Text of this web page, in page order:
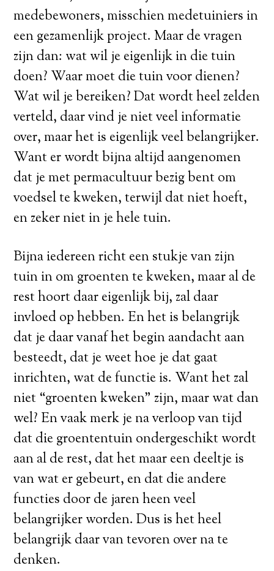
medebewoners, misschien medetuiniers in
een gezamenlijk project. Maar de vragen
zijn dan: wat wil je eigenlijk in die tuin
doen? Waar moet die tuin voor dienen?
Wat wil je bereiken? Dat wordt heel zelden
verteld, daar vind je niet veel informatie
over, maar het is eigenlijk veel belangrijker.
Want er wordt bijna altijd aangenomen
dat je met permacultuur bezig bent om
voedsel te kweken, terwijl dat niet hoeft,
en zeker niet in je hele tuin.
Bijna iedereen richt een stukje van zijn
tuin in om groenten te kweken, maar al de
rest hoort daar eigenlijk bij, zal daar
invloed op hebben. En het is belangrijk
dat je daar vanaf het begin aandacht aan
besteedt, dat je weet hoe je dat gaat
inrichten, wat de functie is. Want het zal
niet “groenten kweken” zijn, maar wat dan
wel? En vaak merk je na verloop van tijd
dat die groententuin ondergeschikt wordt
aan al de rest, dat het maar een deeltje is
van wat er gebeurt, en dat die andere
functies door de jaren heen veel
belangrijker worden. Dus is het heel
belangrijk daar van tevoren over na te
denken.